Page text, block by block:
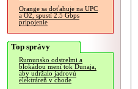
Orange sa doťahuje na UPC
a O2, spustí 2.5 Gbps
pripojenie
Top správy
Rumunsko odstrelmi a
blokádou mení tok Dunaja,
aby udržalo jadrovú
elektráreň v chode